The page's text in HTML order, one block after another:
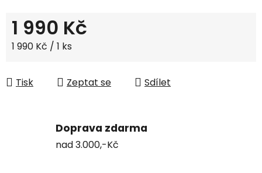
1 990 Kč
Měrná cena:
1 990 Kč / 1 ks
Tisk Zeptat se Sdílet
Doprava zdarma
nad 3.000,-Kč